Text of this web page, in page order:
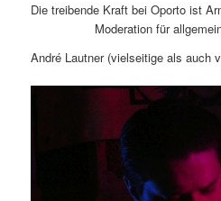
Die treibende Kraft bei Oporto ist
Moderation für
André Lautner (vielseitige als auch